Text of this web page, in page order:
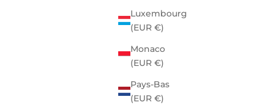
Luxembourg
(EUR €)
Monaco
(EUR €)
Pays-Bas
(EUR €)